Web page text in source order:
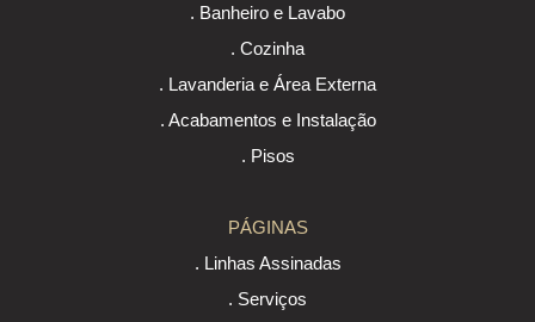
. Banheiro e Lavabo
. Cozinha
. Lavanderia e Área Externa
. Acabamentos e Instalação
. Pisos
PÁGINAS
. Linhas Assinadas
. Serviços